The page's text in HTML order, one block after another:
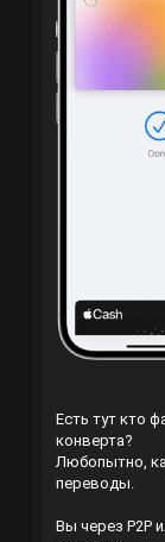
Есть тут кто
конверта?
Любопытно,
переводы.
Вы через P2P